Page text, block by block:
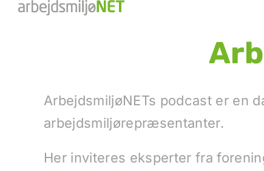
ArbejdsmiljøNETs podcast er en
arbejdsmiljørepræsentanter.
Her inviteres eksperter fra